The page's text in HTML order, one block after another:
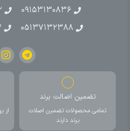
۰۹۱۵۳۱۳۰۸۳۶
۰۵۱۳۷۱۳۲۳۸۸
تضمین اصالت برند
تمامی محصولات تضمین اصلات
برند دارند
از